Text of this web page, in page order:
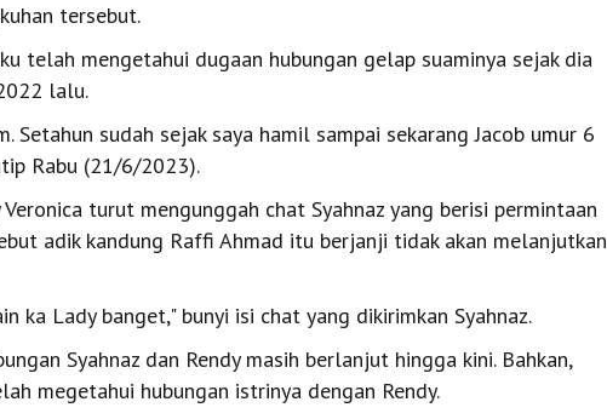
tersebut.
telah mengetahui dugaan hubungan gelap suaminya sejak dia
lalu.
Setahun sudah sejak saya hamil sampai sekarang Jacob umur 6
Rabu (21/6/2023).
turut mengunggah chat Syahnaz yang berisi permintaan
adik kandung Raffi Ahmad itu berjanji tidak akan melanjutkan
ka Lady banget," bunyi isi chat yang dikirimkan Syahnaz.
Syahnaz dan Rendy masih berlanjut hingga kini. Bahkan,
megetahui hubungan istrinya dengan Rendy.